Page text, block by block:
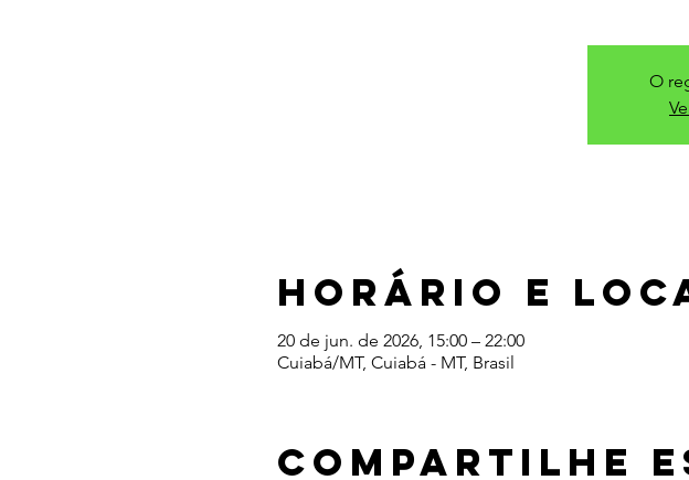
O
Horário e
20 de jun. de 2026, 15:00 – 22:00
Cuiabá/MT, Cuiabá - MT, Brasil
Compartilhe